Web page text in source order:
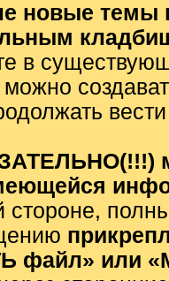
новые темы
в
стороне,
файл» или